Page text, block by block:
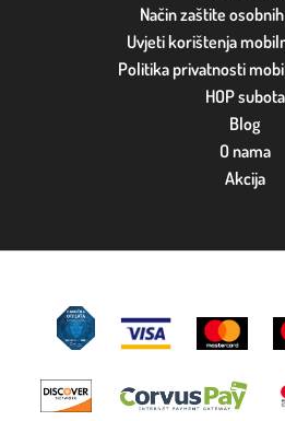
Način zaštite
Uvjeti korištenja
Politika privatnosti
HOP subota
Blog
O nama
Akcija